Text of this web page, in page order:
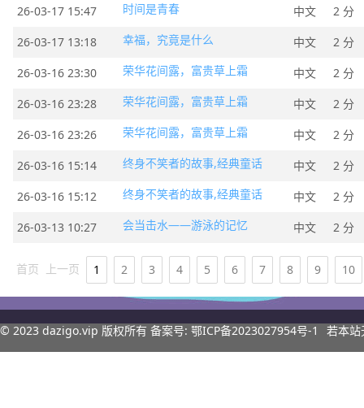
26-03-17 15:47
时间是青春 中文
2 分
26-03-17 13:18
幸福，究竟是什么 中文
2 分
26-03-16 23:30
荣华花间露，富贵草上霜 中文
2 分
26-03-16 23:28
荣华花间露，富贵草上霜 中文
2 分
26-03-16 23:26
荣华花间露，富贵草上霜 中文
2 分
26-03-16 15:14
终身不笑者的故事,经典童话 中文
2 分
26-03-16 15:12
终身不笑者的故事,经典童话 中文
2 分
26-03-13 10:27
会当击水——游泳的记忆 中文 2 分
首页 上一页 1 2 3 4 5 6 7 8 9 10
© 2023 dazigo.vip 版权所有 备案号: 鄂ICP备2023027954号-1 若本